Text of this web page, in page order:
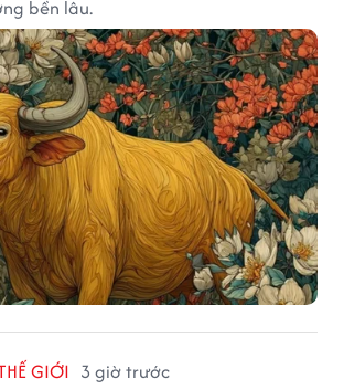
bền lâu.
GIỚI 3 giờ trước